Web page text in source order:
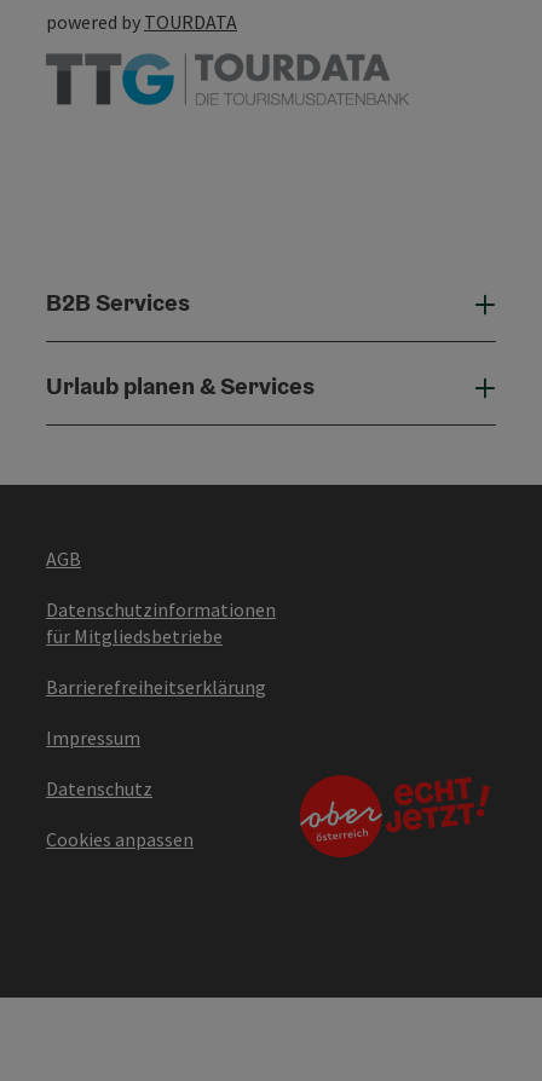
powered by TOURDATA
B2B Services
Urlaub planen & Services
AGB
Datenschutzinformationen
für Mitgliedsbetriebe
Barrierefreiheitserklärung
Impressum
Datenschutz
Cookies anpassen